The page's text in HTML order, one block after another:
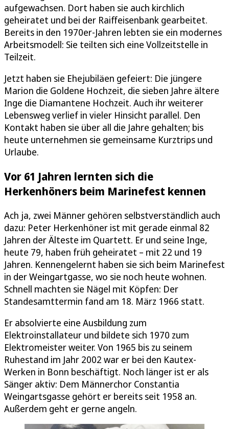
aufgewachsen. Dort haben sie auch kirchlich
geheiratet und bei der Raiffeisenbank gearbeitet.
Bereits in den 1970er-Jahren lebten sie ein modernes
Arbeitsmodell: Sie teilten sich eine Vollzeitstelle in
Teilzeit.
Jetzt haben sie Ehejubiläen gefeiert: Die jüngere
Marion die Goldene Hochzeit, die sieben Jahre ältere
Inge die Diamantene Hochzeit. Auch ihr weiterer
Lebensweg verlief in vieler Hinsicht parallel. Den
Kontakt haben sie über all die Jahre gehalten; bis
heute unternehmen sie gemeinsame Kurztrips und
Urlaube.
Vor 61 Jahren lernten sich die
Herkenhöners beim Marinefest kennen
Ach ja, zwei Männer gehören selbstverständlich auch
dazu: Peter Herkenhöner ist mit gerade einmal 82
Jahren der Älteste im Quartett. Er und seine Inge,
heute 79, haben früh geheiratet – mit 22 und 19
Jahren. Kennengelernt haben sie sich beim Marinefest
in der Weingartgasse, wo sie noch heute wohnen.
Schnell machten sie Nägel mit Köpfen: Der
Standesamttermin fand am 18. März 1966 statt.
Er absolvierte eine Ausbildung zum
Elektroinstallateur und bildete sich 1970 zum
Elektromeister weiter. Von 1965 bis zu seinem
Ruhestand im Jahr 2002 war er bei den Kautex-
Werken in Bonn beschäftigt. Noch länger ist er als
Sänger aktiv: Dem Männerchor Constantia
Weingartsgasse gehört er bereits seit 1958 an.
Außerdem geht er gerne angeln.